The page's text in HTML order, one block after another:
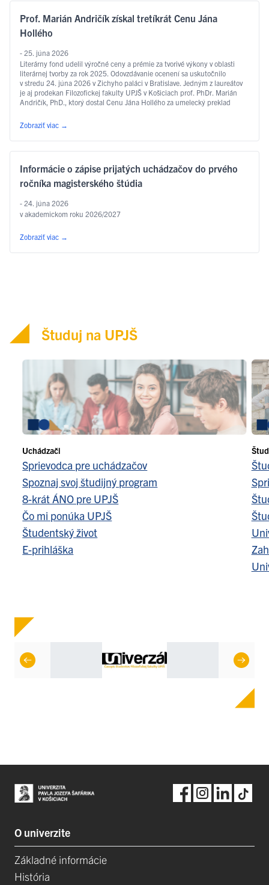
Prof. Marián Andričík získal tretíkrát Cenu Jána
Hollého
- 25. júna 2026
Literárny fond udelil výročné ceny a prémie za tvorivé výkony v oblasti
literárnej tvorby za rok 2025. Odovzdávanie ocenení sa uskutočnilo
v stredu 24. júna 2026 v Zichyho paláci v Bratislave. Jedným z laureátov
je aj prodekan Filozofickej fakulty UPJŠ v Košiciach prof. PhDr. Marián
Andričík, PhD., ktorý dostal Cenu Jána Hollého za umelecký preklad
Zobraziť viac
→
Informácie o zápise prijatých uchádzačov do prvého
ročníka magisterského štúdia
- 24. júna 2026
v akademickom roku 2026/2027
Zobraziť viac →
Študuj na UPJŠ
Uchádzači
Sprievodca pre uchádzačov
Spoznaj svoj študijný program
8-krát ÁNO pre UPJŠ
Čo mi ponúka UPJŠ
Študentský život
E-prihláška
O univerzite
Základné informácie
História